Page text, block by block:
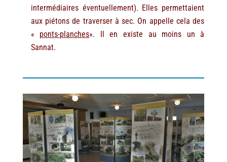
intermédiaires éventuellement). Elles permettaient
aux piétons de traverser à sec. On appelle cela des
« ponts-planches». Il en existe au moins un à
Sannat.